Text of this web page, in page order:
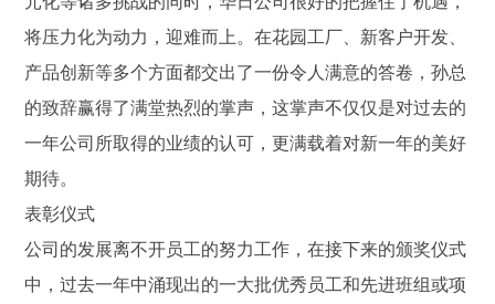
将压力化为动力，迎难而上。在花园工厂、新客户开发、
产品创新等多个方面都交出了一份令人满意的答卷，孙总
的致辞赢得了满堂热烈的掌声，这掌声不仅仅是对过去的
一年公司所取得的业绩的认可，更满载着对新一年的美好
期待。
表彰仪式
公司的发展离不开员工的努力工作，在接下来的颁奖仪式
中，过去一年中涌现出的一大批优秀员工和先进班组或项